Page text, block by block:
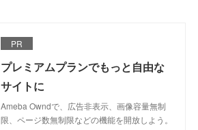
PR
プレミアムプランでもっと自由な
サイトに
Ameba Owndで、広告非表示、画像容量無制
限、ページ数無制限などの機能を開放しよう。